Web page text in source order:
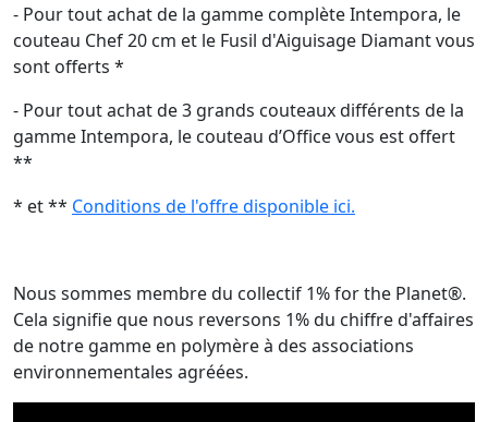
- Pour tout achat de la gamme complète Intempora, le
couteau Chef 20 cm et le Fusil d'Aiguisage Diamant vous
sont offerts *
- Pour tout achat de 3 grands couteaux différents de la
gamme Intempora, le couteau d’Office vous est offert
**
* et ** Conditions de l'offre disponible ici.
Nous sommes membre du collectif 1% for the Planet®.
Cela signifie que nous reversons 1% du chiffre d'affaires
de notre gamme en polymère à des associations
environnementales agréées.